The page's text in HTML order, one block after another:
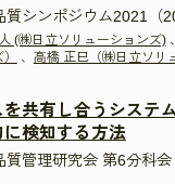
質シンポジウム2021（
(㈱日立ソリューションズ)、
、 高橋 正巳（㈱日立ソリ
共有し合うシステ
検知する方法
質管理研究会 第6分科会